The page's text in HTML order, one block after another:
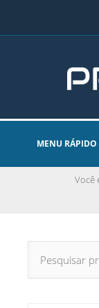
MENU RÁPIDO
Você